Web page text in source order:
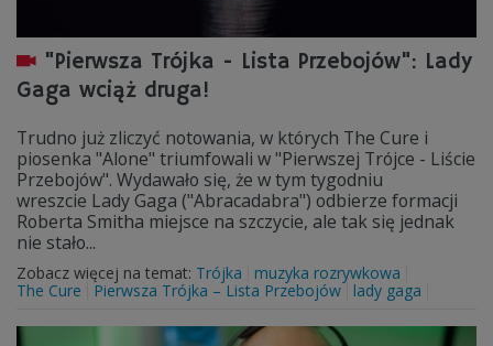
"Pierwsza Trójka - Lista Przebojów": Lady
Gaga wciąż druga!
Trudno już zliczyć notowania, w których The Cure i
piosenka "Alone" triumfowali w "Pierwszej Trójce - Liście
Przebojów". Wydawało się, że w tym tygodniu
wreszcie Lady Gaga ("Abracadabra") odbierze formacji
Roberta Smitha miejsce na szczycie, ale tak się jednak
nie stało...
Zobacz więcej na temat: Trójka
muzyka rozrywkowa
The Cure
Pierwsza Trójka – Lista Przebojów lady gaga